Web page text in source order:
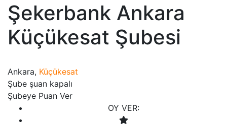
Şekerbank Ankara
Küçükesat Şubesi
Ankara, Küçükesat
Şube şuan kapalı
Şubeye Puan Ver
OY VER: